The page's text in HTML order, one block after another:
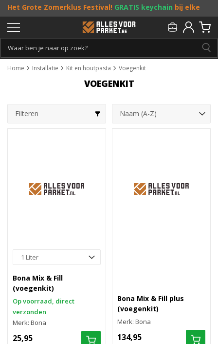
Het Grote Zomerklus Festival! GRATIS keychain bij elke
bestelling vanaf €25, entoffe acties! Doe je mee?
Persoonlijk & gratis advies:013 - 207 00 01
Home Installatie Kit en houtpasta Voegenkit
VOEGENKIT
Filteren
Bona Mix & Fill
(voegenkit)
Op voorraad, direct
verzonden
Merk: Bona
25,95
Bona Mix & Fill plus
(voegenkit)
Merk: Bona
134,95